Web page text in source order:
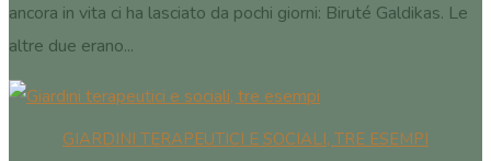
ancora in vita ci ha lasciato da pochi giorni: Biruté Galdikas. Le
altre due erano...
GIARDINI TERAPEUTICI E SOCIALI, TRE ESEMPI